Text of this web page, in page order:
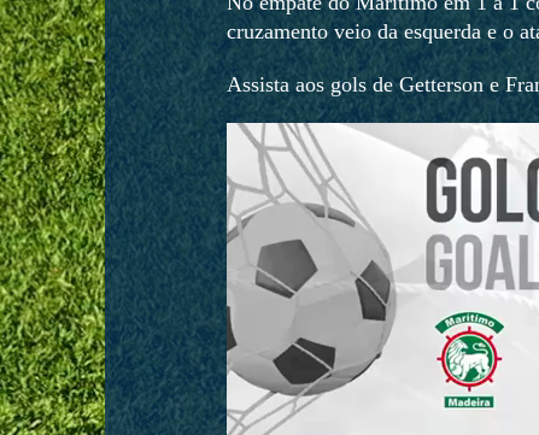
cruzamento veio da esquerda e o
Assista aos gols de Getterson e
Tocador
vídeo